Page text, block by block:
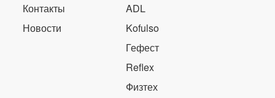
Контакты
Новости
ADL
Kofulso
Гефест
Reflex
Физтех